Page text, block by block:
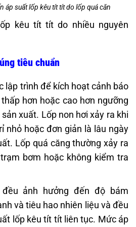
áp suất lốp kêu tít tít do lốp quá căn
kêu tít tít do nhiều nguyên
tiêu chuẩn
lập trình để kích hoạt cảnh báo
hơn hoặc cao hơn ngưỡng
xuất. Lốp non hơi xảy ra khi
nhỏ hoặc đơn giản là lâu ngày
Lốp quá căng thường xảy ra
bơm hoặc không kiểm tra
ảnh hưởng đến độ bám
và tiêu hao nhiên liệu và đều
lốp kêu tít tít liên tục. Mức áp